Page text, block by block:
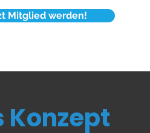
Mitglied werden!
Konzept